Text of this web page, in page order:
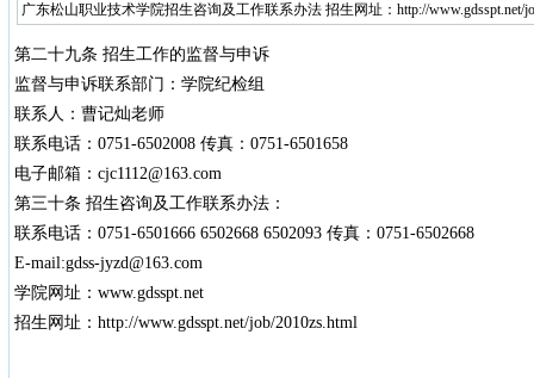
广东松山职业技术学院招生咨询及工作联系办法 招生网址：http://www.gdsspt.net/
第二十九条 招生工作的监督与申诉
监督与申诉联系部门：学院纪检组
联系人：曹记灿老师
联系电话：0751-6502008 传真：0751-6501658
电子邮箱：cjc1112@163.com
第三十条 招生咨询及工作联系办法：
联系电话：0751-6501666 6502668 6502093 传真：0751-6502668
E-mail:gdss-jyzd@163.com
学院网址：www.gdsspt.net
招生网址：http://www.gdsspt.net/job/2010zs.html